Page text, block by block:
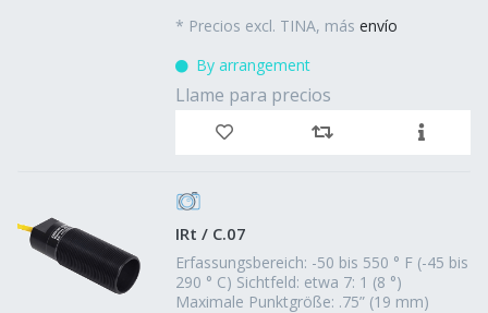
* Precios excl. TINA, más envío
By arrangement
Llame para precios
IRt / C.07
Erfassungsbereich: -50 bis 550 ° F (-45 bis
290 ° C) Sichtfeld: etwa 7: 1 (8 °)
Maximale Punktgröße: .75” (19 mm)